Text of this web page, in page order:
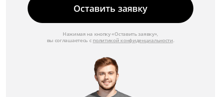
Оставить заявку
Нажимая на кнопку «Оставить заявку»,
вы соглашаетесь с политикой конфиденциальности.